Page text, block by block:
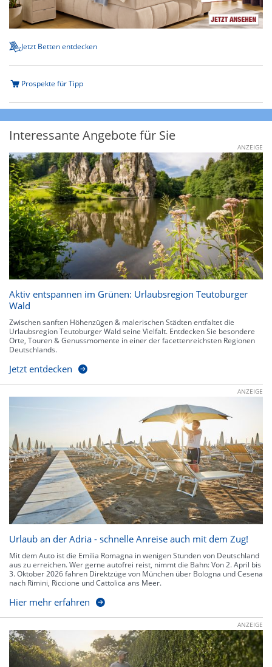
Jetzt Betten entdecken
Prospekte für Tipp
Interessante Angebote für Sie
ANZEIGE
Aktiv entspannen im Grünen: Urlaubsregion Teutoburger
Wald
Zwischen sanften Höhenzügen & malerischen Städten entfaltet die
Urlaubsregion Teutoburger Wald seine Vielfalt. Entdecken Sie besondere
Orte, Touren & Genussmomente in einer der facettenreichsten Regionen
Deutschlands.
Jetzt entdecken
ANZEIGE
Urlaub an der Adria - schnelle Anreise auch mit dem Zug!
Mit dem Auto ist die Emilia Romagna in wenigen Stunden von Deutschland
aus zu erreichen. Wer gerne autofrei reist, nimmt die Bahn: Von 2. April bis
3. Oktober 2026 fahren Direktzüge von München über Bologna und Cesena
nach Rimini, Riccione und Cattolica ans Meer.
Hier mehr erfahren
ANZEIGE